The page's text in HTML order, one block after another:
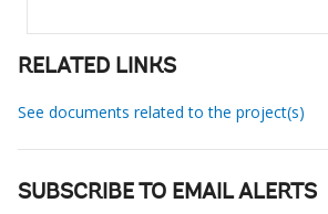
RELATED LINKS
See documents related to the project(s)
SUBSCRIBE TO EMAIL ALERTS